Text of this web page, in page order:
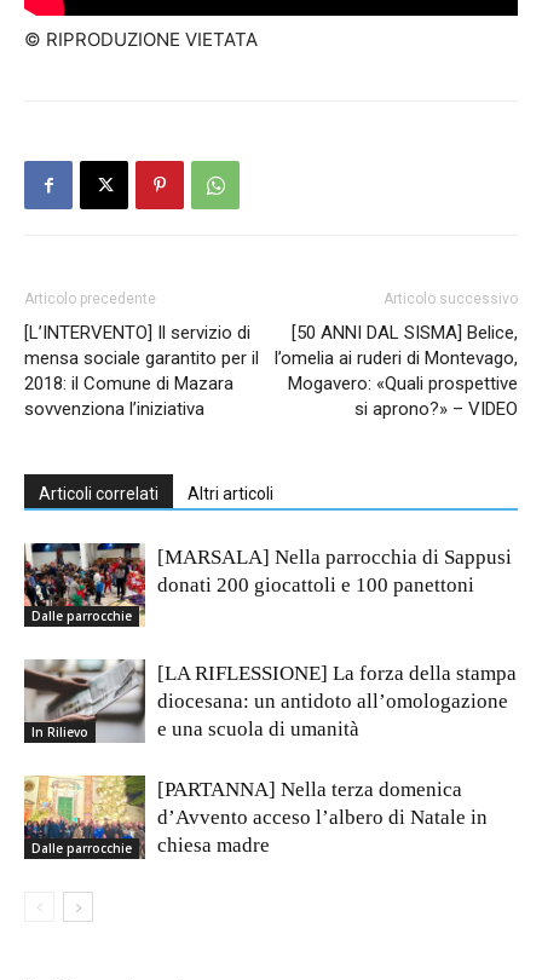
© RIPRODUZIONE VIETATA
Articolo precedente
[L’INTERVENTO] Il servizio di
mensa sociale garantito per il
2018: il Comune di Mazara
sovvenziona l’iniziativa
Articolo successivo
[50 ANNI DAL SISMA] Belice,
l’omelia ai ruderi di Montevago,
Mogavero: «Quali prospettive
si aprono?» – VIDEO
Articoli correlati Altri articoli
Dalle parrocchie
[MARSALA] Nella parrocchia di Sappusi
donati 200 giocattoli e 100 panettoni
In Rilievo
[LA RIFLESSIONE] La forza della stampa
diocesana: un antidoto all’omologazione
e una scuola di umanità
Dalle parrocchie
[PARTANNA] Nella terza domenica
d’Avvento acceso l’albero di Natale in
chiesa madre